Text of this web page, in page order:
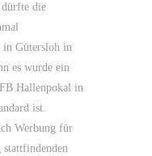
die
in Gütersloh in
es wurde ein
Hallenpokal in
ist.
Werbung für
stattfindenden